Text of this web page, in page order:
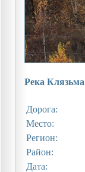
Река
Дорога:
Место:
Регион:
Район:
Дата: